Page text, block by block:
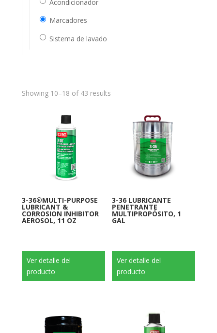
Acondicionador
Marcadores
Sistema de lavado
Showing 10–18 of 43 results
3-36®MULTI-PURPOSE
LUBRICANT &
CORROSION INHIBITOR
AEROSOL, 11 OZ
Ver detalle del
producto
3-36 LUBRICANTE
PENETRANTE
MULTIPROPÓSITO, 1
GAL
Ver detalle del
producto